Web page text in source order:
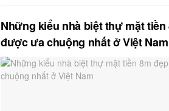
Những kiểu nhà biệt thự mặt tiền
được ưa chuộng nhất ở Việt Nam